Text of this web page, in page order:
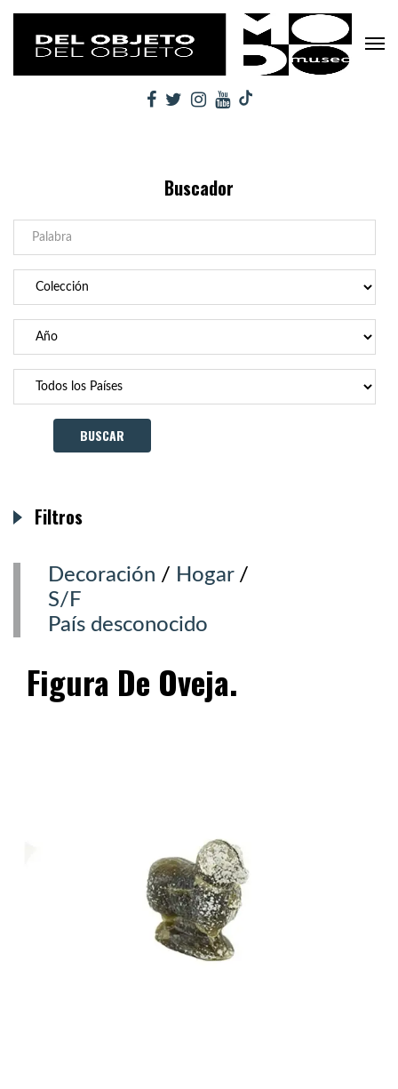
Buscador
Decoración / Hogar/
S/F
País desconocido
Figura De Oveja.
Filtros